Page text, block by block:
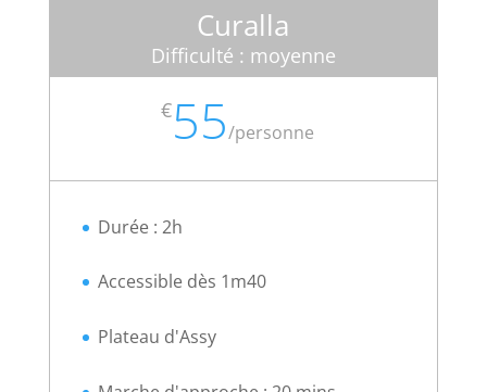
Curalla
Difficulté : moyenne
€55/personne
Durée : 2h
Accessible dès 1m40
Plateau d'Assy